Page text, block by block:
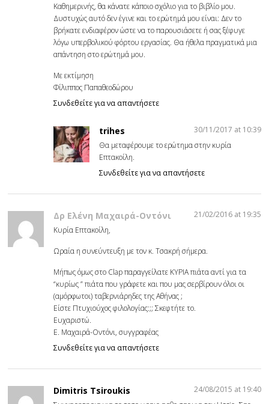
Καθημερινής, θα κάνατε κάποιο σχόλιο για το βιβλίο μου.
Δυστυχώς αυτό δεν έγινε και το ερώτημά μου είναι: Δεν το
βρήκατε ενδιαφέρον ώστε να το παρουσιάσετε ή σας ξέφυγε
λόγω υπερβολικού φόρτου εργασίας. Θα ήθελα πραγματικά μια
απάντηση στο ερώτημά μου.
Με εκτίμηση
Φίλιππος Παπαθεοδώρου
Συνδεθείτε για να απαντήσετε
trihes
30/11/2017 at 10:39
Θα μεταφέρουμε το ερώτημα στην κυρία
Επτακοίλη.
Συνδεθείτε για να απαντήσετε
Δρ Ελένη Μαχαιρά-Οντόνι
21/02/2016 at 19:35
Kυρία Επτακοίλη,
Ωραία η συνεύντευξη με τον κ. Τσακρή σήμερα.
Μήπως όμως στο Clap παραγγείλατε ΚΥΡΙΑ πιάτα αντί για τα
“κυρίως ” πιάτα που γράφετε και που μας σερβίρουν όλοι οι
(αμόρφωτοι) ταβερνιάρηδες της Αθήνας ;
Είστε Πτυχιούχος φιλολογίας:;; Σκεφτήτε το.
Ευχαριστώ.
E. Μαχαιρά-Οντόνι, συγγραφέας
Συνδεθείτε για να απαντήσετε
Dimitris Tsiroukis
24/08/2015 at 19:40